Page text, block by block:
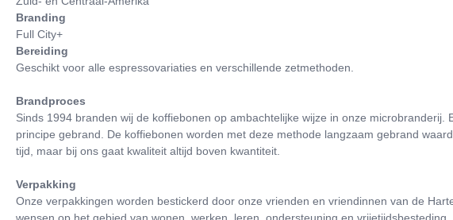
Branding
Full City+
Bereiding
Geschikt voor alle espressovariaties en verschillende zetmethoden.
Brandproces
Sinds 1994 branden wij de koffiebonen op ambachtelijke wijze in onze
principe gebrand. De koffiebonen worden met deze methode langzaam gebrand
tijd, maar bij ons gaat kwaliteit altijd boven kwantiteit.
Verpakking
Onze verpakkingen worden bestickerd door onze vrienden en vriendinnen van de